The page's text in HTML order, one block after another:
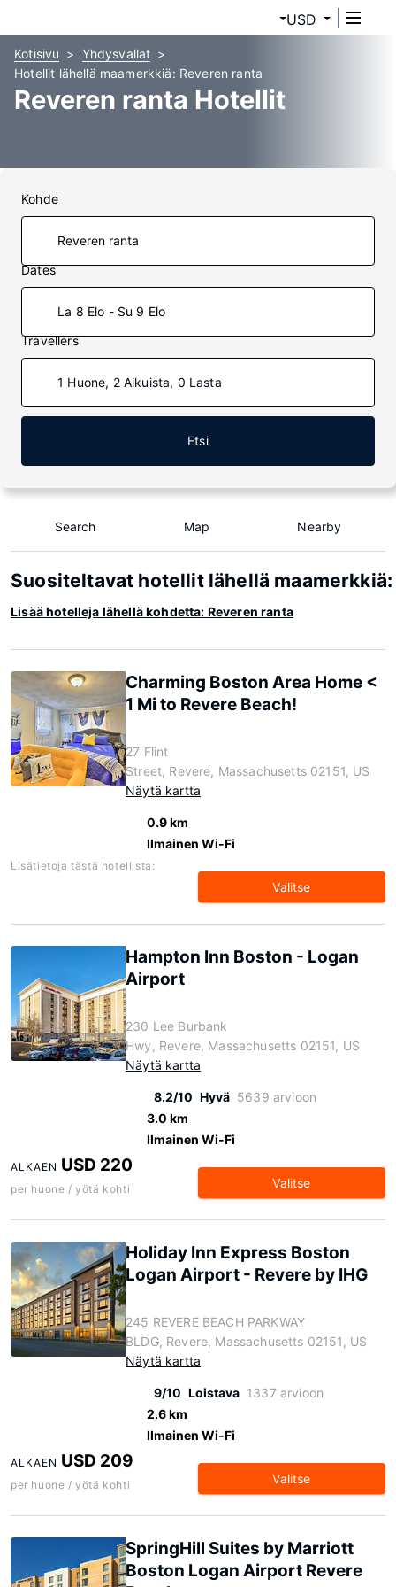
USD
Kotisivu
Yhdysvallat
Hotellit lähellä maamerkkiä: Reveren ranta
Reveren ranta Hotellit
Kohde
Dates
La 8 Elo - Su 9 Elo
Travellers
1 Huone, 2 Aikuista, 0 Lasta
Etsi
Search Map Nearby
Suositeltavat hotellit lähellä
Lisää hotelleja lähellä kohdetta: Reveren ranta
Charming Boston Area Home <
1 Mi to Revere Beach!
27 Flint
Street, Revere, Massachusetts 02151, US
Näytä kartta
0.9 km
Ilmainen Wi-Fi
Lisätietoja tästä hotellista:
Valitse
Hampton Inn Boston - Logan
Airport
230 Lee Burbank
Hwy, Revere, Massachusetts 02151, US
Näytä kartta
8.2/10 Hyvä 5639 arvioon
3.0 km
Ilmainen Wi-Fi
ALKAEN USD 220
per huone / yötä kohti Valitse
Holiday Inn Express Boston
Logan Airport - Revere by IHG
245 REVERE BEACH PARKWAY
BLDG, Revere, Massachusetts 02151, US
Näytä kartta
9/10 Loistava 1337 arvioon
2.6 km
Ilmainen Wi-Fi
ALKAEN USD 209
per huone / yötä kohti Valitse
SpringHill Suites by Marriott
Boston Logan Airport Revere